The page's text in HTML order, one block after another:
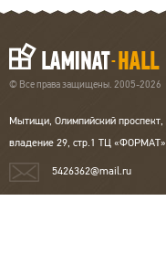
© Все права защищены. 2005-2026
Мытищи, Олимпийский проспект,
владение 29, стр.1 ТЦ «ФОРМАТ»
5426362@mail.ru